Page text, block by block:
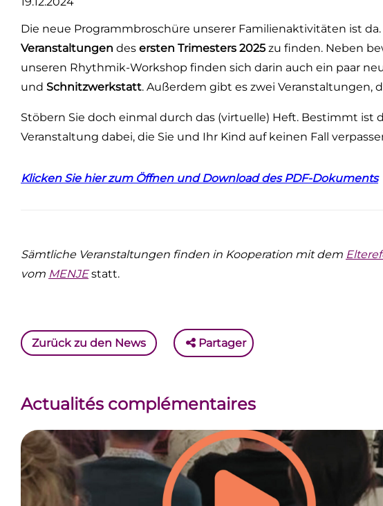
Die neue Programmbroschüre unserer Familienaktivitäten ist
Veranstaltungen des ersten Trimesters 2025 zu finden. Neben
unseren Rhythmik-Workshop finden sich darin auch ein paar
und Schnitzwerkstatt. Außerdem gibt es zwei Veranstaltungen,
Stöbern Sie doch einmal durch das (virtuelle) Heft. Bestimmt ist
Veranstaltung dabei, die Sie und Ihr Kind auf keinen Fall
Klicken Sie hier zum Öffnen und Download des PDF-Dokuments
Sämtliche Veranstaltungen finden in Kooperation mit dem
vom MENJEstatt.
Zurück zu den News Partager
Actualités complémentaires